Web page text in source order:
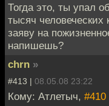
Тогда это, ты упал
тысяч
заяву на
напишешь?
chrn »
#413 | 08.05.08 23:22
Кому: Атлетыч, #410